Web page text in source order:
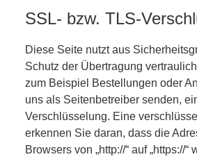
SSL- bzw. TLS-
Diese Seite nutzt aus
Schutz der Übertragung
zum Beispiel Bestellungen oder
uns als Seitenbetreiber senden,
Verschlüsselung. Eine
erkennen Sie daran, dass die
Browsers von „http://“ auf „https://